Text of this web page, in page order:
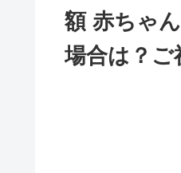
額 赤ちゃ
場合は？ご